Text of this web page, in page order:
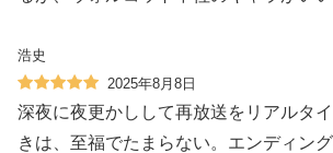
浩史
2025年8月8日
深夜に夜更かしして再放送をリアルタ
きは、至福でたまらない。エンディン